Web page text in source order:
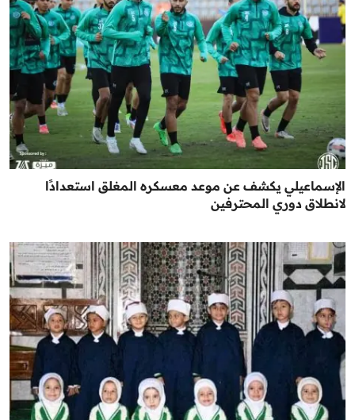
الإسماعيلي يكشف عن موعد معسكره المغلق استعدادًا
لانطلاق دوري المحترفين